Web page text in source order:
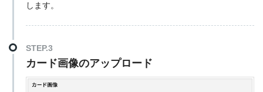
します。
STEP.3
カード画像のアップロード